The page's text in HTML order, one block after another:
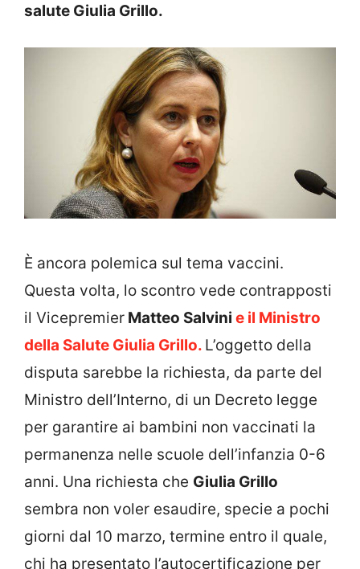
salute Giulia Grillo.
È ancora polemica sul tema vaccini.
Questa volta, lo scontro vede contrapposti
il Vicepremier Matteo Salvini e il Ministro
della Salute Giulia Grillo. L’oggetto della
disputa sarebbe la richiesta, da parte del
Ministro dell’Interno, di un Decreto legge
per garantire ai bambini non vaccinati la
permanenza nelle scuole dell’infanzia 0-6
anni. Una richiesta che Giulia Grillo
sembra non voler esaudire, specie a pochi
giorni dal 10 marzo, termine entro il quale,
chi ha presentato l’autocertificazione per